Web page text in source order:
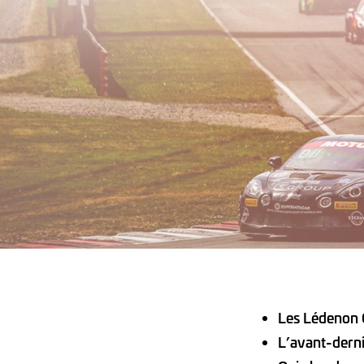
Les Lédenon
L’avant-